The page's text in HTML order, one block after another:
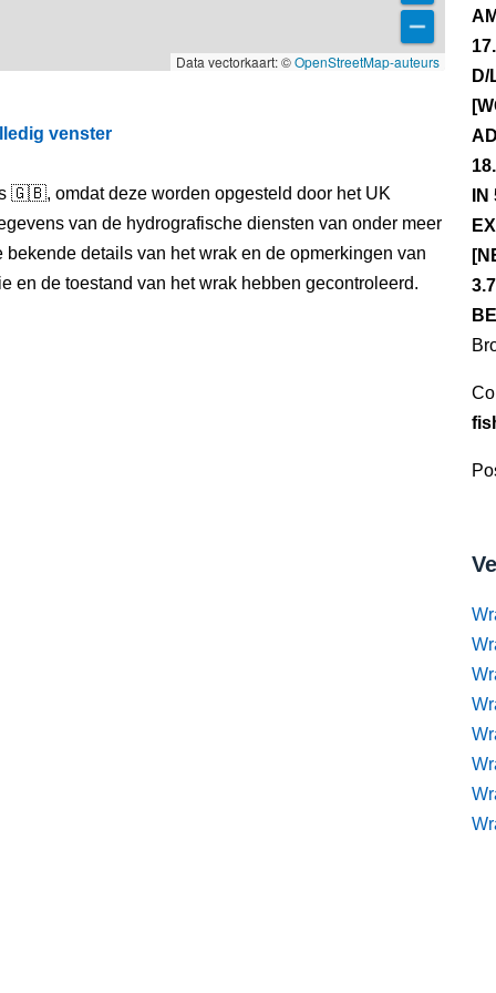
Data vectorkaart: ©OpenStreetMap-auteurs
venster
🇬🇧, omdat deze worden opgesteld door het UK
van de hydrografische diensten van onder meer
details van het wrak en de opmerkingen van
en de toestand van het wrak hebben gecontroleerd.
D/